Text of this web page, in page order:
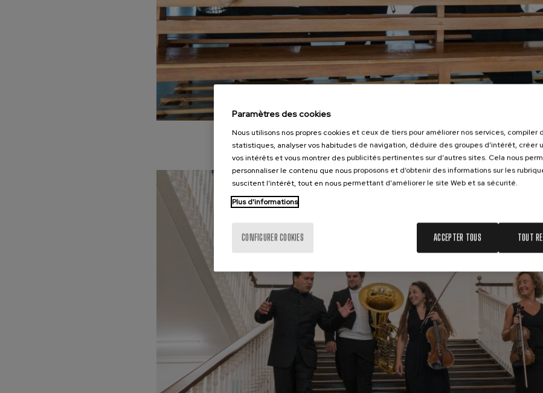
Séance de photos à Tabakalera
Paramètres des cookies
Nous utilisons nos propres cookies et ceux de tiers pour améliorer nos services, compiler
statistiques, analyser vos habitudes de navigation, déduire des groupes d’intérêt, créer
vos intérêts et vous montrer des publicités pertinentes sur d’autres sites. Cela nous
personnaliser le contenu que nous proposons et d’obtenir des informations sur les
suscitent l’intérêt, tout en nous permettant d’améliorer le site Web et sa sécurité.
Plus d'informations
CONFIGURER COOKIES TOUT
ACCEPTER TOUS